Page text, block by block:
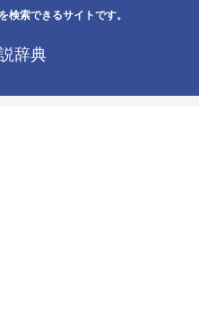
検索できるサイトです。
辞典